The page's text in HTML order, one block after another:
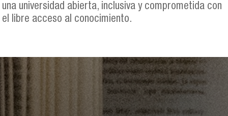
una universidad abierta, inclusiva y comprometida con
el libre acceso al conocimiento.